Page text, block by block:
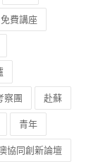
免費講座
察團 赴蘇
青年
協同創新論壇